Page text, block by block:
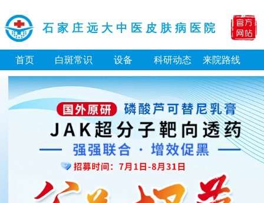
石家庄远大中医皮肤病医院
首页 白斑常识 设备 科研动态 来院路线